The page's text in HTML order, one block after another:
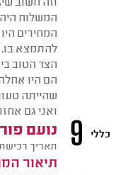
המשלוח
המחירים
להתמצא בו.
הצד הטוב
הם היו
שהייתה
ואני גם
נועם
תאריך
תיאור
9 כללי